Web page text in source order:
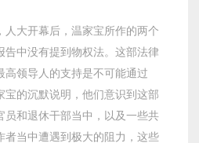
人大开幕后，温家宝所作的两个
告中没有提到物权法。这部法律
高领导人的支持是不可能通过
宝的沉默说明，他们意识到这部
员和退休干部当中，以及一些共
者当中遭遇到极大的阻力，这些